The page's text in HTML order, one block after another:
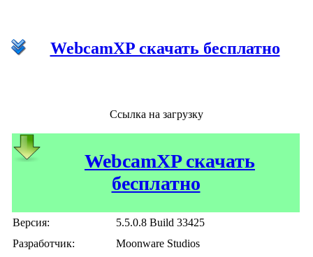
WebcamXP скачать бесплатно
Ссылка на загрузку
WebcamXP скачать
бесплатно
Версия:
5.5.0.8 Build 33425
Разработчик:
Moonware Studios